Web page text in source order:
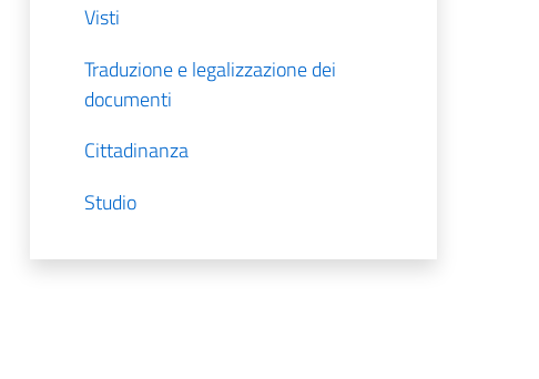
Visti
Traduzione e legalizzazione dei
documenti
Cittadinanza
Studio